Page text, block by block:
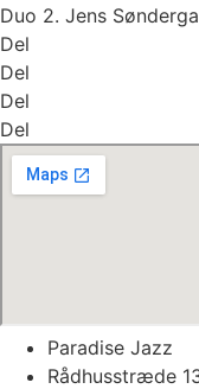
Duo 2. Jens
Del
Del
Del
Del
Paradise Jazz
Rådhusstræde